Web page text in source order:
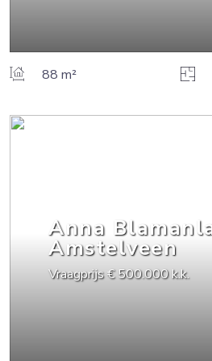
88 m²
Anna
Amstelveen
Vraagprijs€ 500.000k.k.